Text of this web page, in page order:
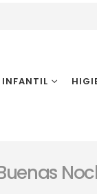
INFANTIL